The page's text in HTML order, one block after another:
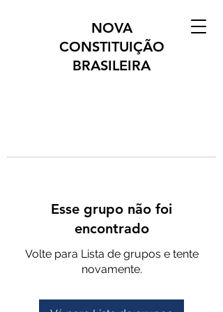
NOVA
CONSTITUIÇÃO
BRASILEIRA
Esse grupo não foi
encontrado
Volte para Lista de grupos e tente
novamente.